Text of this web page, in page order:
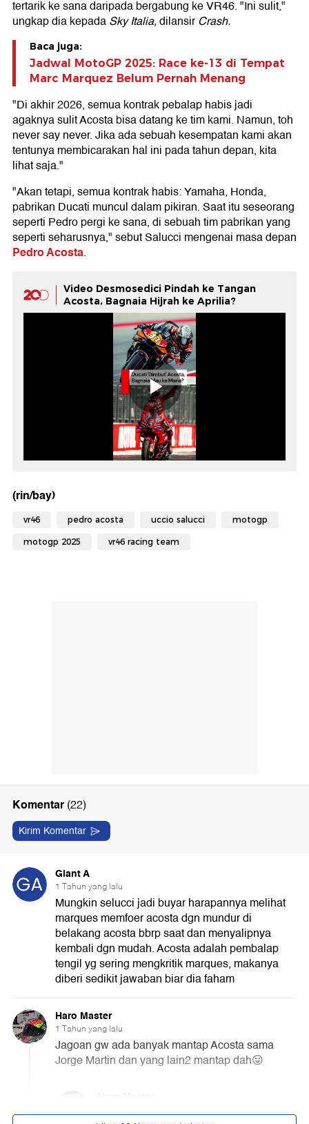
tertarik ke sana daripada bergabung ke VR46. "Ini sulit,"
ungkap dia kepadaSky Italia,dilansirCrash.
Baca juga:
Jadwal MotoGP 2025: Race ke-13 di Tempat
Marc Marquez Belum Pernah Menang
"Di akhir 2026, semua kontrak pebalap habis jadi
agaknya sulit Acosta bisa datang ke tim kami. Namun, toh
never say never. Jika ada sebuah kesempatan kami akan
tentunya membicarakan hal ini pada tahun depan, kita
lihat saja."
"Akan tetapi, semua kontrak habis: Yamaha, Honda,
pabrikan Ducati muncul dalam pikiran. Saat itu seseorang
seperti Pedro pergi ke sana, di sebuah tim pabrikan yang
seperti seharusnya," sebut Salucci mengenai masa depan
Pedro Acosta.
Video Desmosedici Pindah ke Tangan
Acosta, Bagnaia Hijrah ke Aprilia?
(rin/bay)
vr46 pedro acosta uccio salucci motogp
motogp 2025 vr46 racing team